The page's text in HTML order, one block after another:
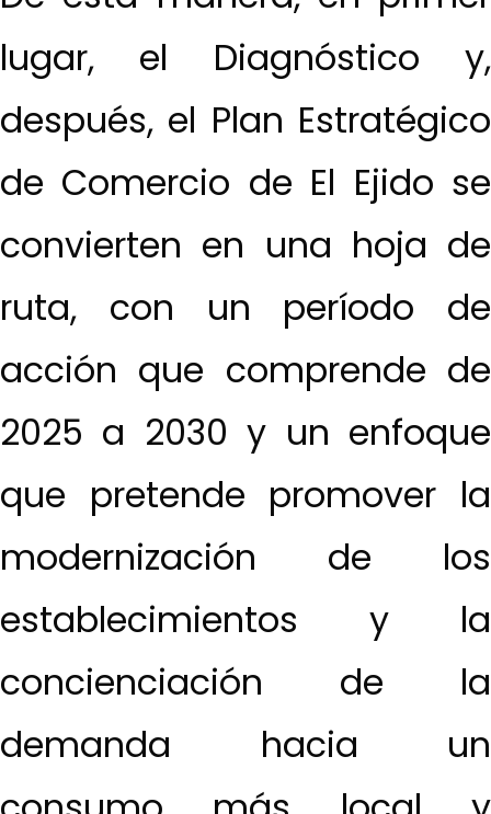
lugar, el Diagnóstico y,
después, el Plan Estratégico
de Comercio de El Ejido se
convierten en una hoja de
ruta, con un período de
acción que comprende de
2025 a 2030 y un enfoque
que pretende promover la
modernización de los
establecimientos y la
concienciación de la
demanda hacia un